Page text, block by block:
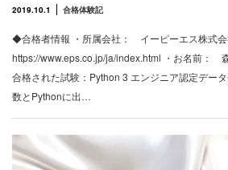
2019.10.1 合格体験記
◆合格者情報 ・所属会社： イーピーエス株式会
https://www.eps.co.jp/ja/index.html ・お名前：
合格された試験：Python 3 エンジニア認定デー
数とPythonに出…